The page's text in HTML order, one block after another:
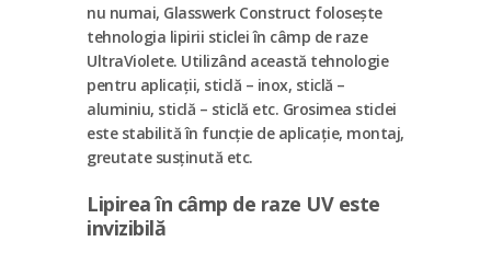
nu numai, Glasswerk Construct folosește
tehnologia lipirii sticlei în câmp de raze
UltraViolete. Utilizând această tehnologie
pentru aplicații, sticlă – inox, sticlă –
aluminiu, sticlă – sticlă etc. Grosimea sticlei
este stabilită în funcție de aplicație, montaj,
greutate susținută etc.
Lipirea în câmp de raze UV este
invizibilă